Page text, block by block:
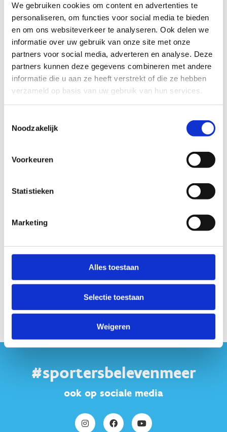
We gebruiken cookies om content en advertenties te
personaliseren, om functies voor social media te bieden
en om ons websiteverkeer te analyseren. Ook delen we
informatie over uw gebruik van onze site met onze
partners voor social media, adverteren en analyse. Deze
partners kunnen deze gegevens combineren met andere
informatie die u aan ze heeft verstrekt of die ze hebben
verzameld op basis van uw gebruik van hun services.
Noodzakelijk
Voorkeuren
Statistieken
Marketing
Alles toestaan
Selectie toestaan
Weigeren
De rest van het centrum
ontdekken met je viervoeter?
Je bent natuurlijk van harte welkom om samen
domein te verkennen.
We vragen je alleen vriendelijk om je hond aan de
allerleukste, maar het is wel essentieel om de serene
zich thuis voelt.
#sportersbelevenmeer
ook op sociale media